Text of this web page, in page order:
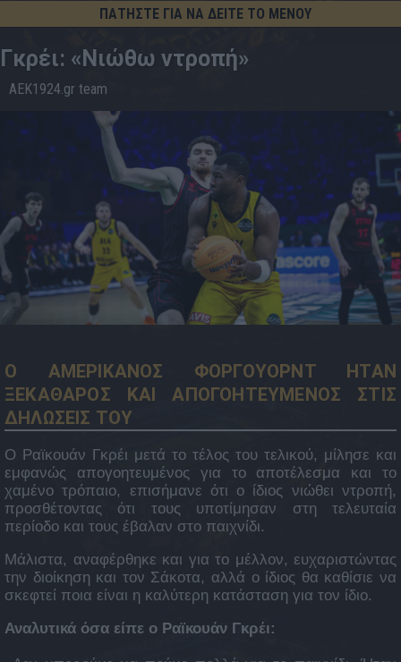
ΠΑΤΗΣΤΕ ΓΙΑ ΝΑ ΔΕΙΤΕ ΤΟ ΜΕΝΟΥ
23:54
Γκρέι: «Νιώθω ντροπή»
AEK1924.gr team
Ο ΑΜΕΡΙΚΑΝΟΣ ΦΟΡΓΟΥΟΡΝΤ ΗΤΑΝ
ΞΕΚΑΘΑΡΟΣ ΚΑΙ ΑΠΟΓΟΗΤΕΥΜΕΝΟΣ ΣΤΙΣ
ΔΗΛΩΣΕΙΣ ΤΟΥ
Ο Ραϊκουάν Γκρέι μετά το τέλος του τελικού, μίλησε και
εμφανώς απογοητευμένος για το αποτέλεσμα και το
χαμένο τρόπαιο, επισήμανε ότι ο ίδιος νιώθει ντροπή,
προσθέτοντας ότι τους υποτίμησαν στη τελευταία
περίοδο και τους έβαλαν στο παιχνίδι.
Μάλιστα, αναφέρθηκε και για το μέλλον, ευχαριστώντας
την διοίκηση και τον Σάκοτα, αλλά ο ίδιος θα καθίσιε να
σκεφτεί ποια είναι η καλύτερη κατάσταση για τον ίδιο.
Αναλυτικά όσα είπε ο Ραϊκουάν Γκρέι: